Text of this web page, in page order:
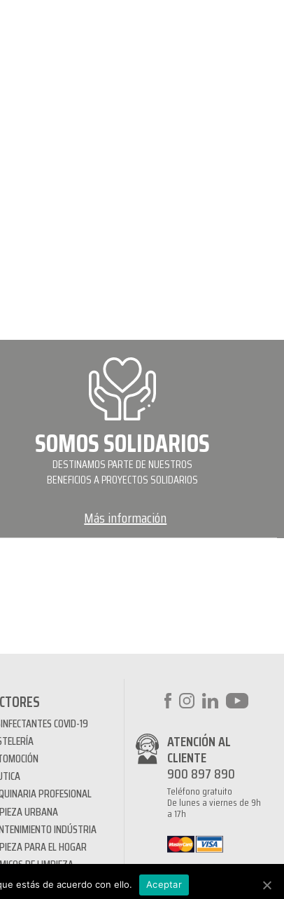
SOMOS SOLIDARIOS
DESTINAMOS PARTE DE NUESTROS
BENEFICIOS A PROYECTOS SOLIDARIOS
Más información
COVID-19
PROFESIONAL
URBANA
INDÚSTRIA
PARA EL HOGAR
DE LIMPIEZA
ATENCIÓN AL
CLIENTE
900 897 890
Teléfono gratuito
De lunes a viernes de 9h
a 17h
estás de acuerdo con ello. Aceptar